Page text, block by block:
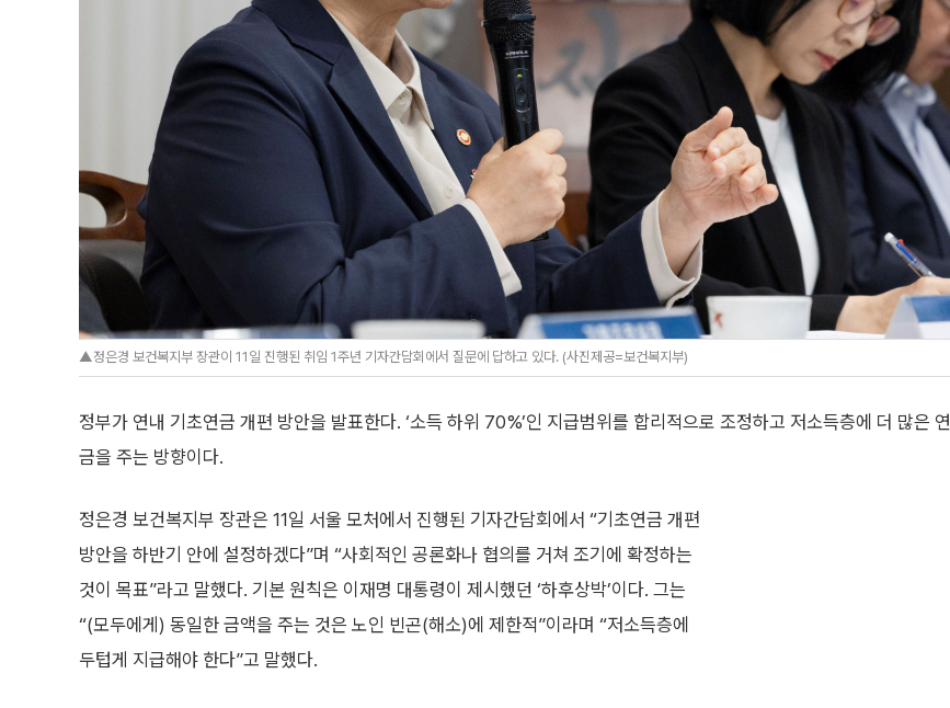
▲정은경 보건복지부 장관이 11일 진행된 취임 1주년 기자간담회에서 질문에 답하고 있다. (사진제공=보건복지부)
정부가 연내 기초연금 개편 방안을 발표한다. ‘소득 하위 70%’인 지급범위를 합리적으로 조정하고 저소득층에 더 많은 연
금을 주는 방향이다.
정은경 보건복지부 장관은 11일 서울 모처에서 진행된 기자간담회에서 “기초연금 개편
방안을 하반기 안에 설정하겠다”며 “사회적인 공론화나 협의를 거쳐 조기에 확정하는
것이 목표”라고 말했다. 기본 원칙은 이재명 대통령이 제시했던 ‘하후상박’이다. 그는
“(모두에게) 동일한 금액을 주는 것은 노인 빈곤(해소)에 제한적”이라며 “저소득층에
두텁게 지급해야 한다”고 말했다.